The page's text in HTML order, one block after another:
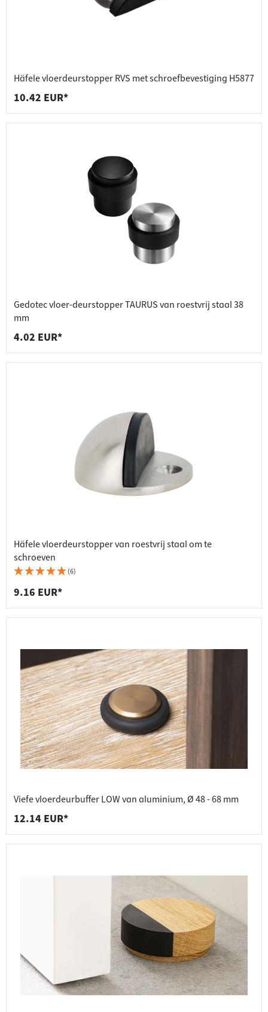
Häfele vloerdeurstopper RVS met schroefbevestiging H5877
10.42 EUR*
Gedotec vloer-deurstopper TAURUS van roestvrij staal 38
mm
4.02 EUR*
Häfele vloerdeurstopper van roestvrij staal om te
schroeven
(6)
9.16 EUR*
Viefe vloerdeurbuffer LOW van aluminium, Ø 48 - 68 mm
12.14 EUR*